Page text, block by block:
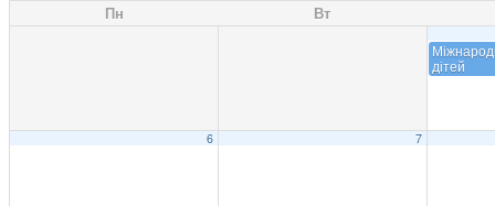
Пн Вт
дітей
6 7